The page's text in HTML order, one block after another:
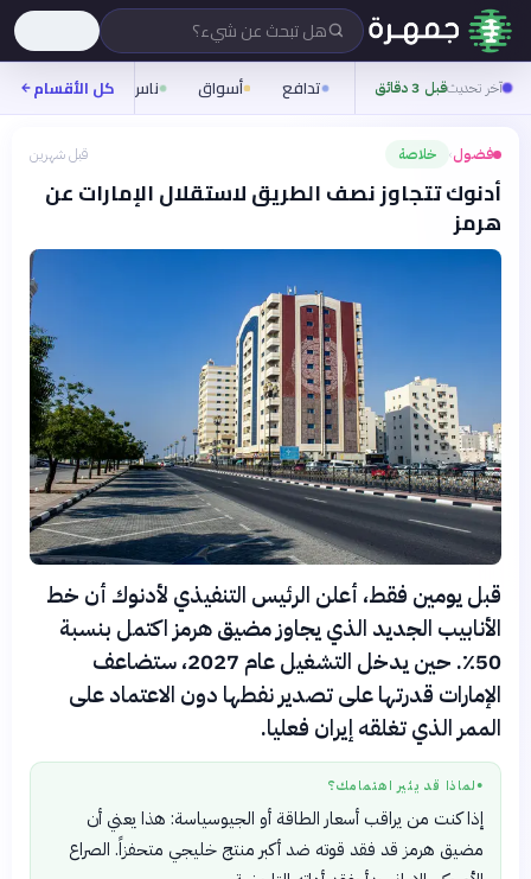
هل تبحث عن شيء؟
آخر تحديثقبل 3 دقائق تدافع أسواق ناس روح
كل الأقسام
فضول› خلاصة قبل شهرين
أدنوك تتجاوز نصف الطريق لاستقلال الإمارات عن
هرمز
قبل يومين فقط، أعلن الرئيس التنفيذي لأدنوك أن خط
الأنابيب الجديد الذي يجاوز مضيق هرمز اكتمل بنسبة
50٪. حين يدخل التشغيل عام 2027، ستضاعف
الإمارات قدرتها على تصدير نفطها دون الاعتماد على
الممر الذي تغلقه إيران فعليا.
● لماذا قد يثير اهتمامك؟
إذا كنت من يراقب أسعار الطاقة أو الجيوسياسة: هذا يعني أن
مضيق هرمز قد فقد قوته ضد أكبر منتج خليجي متحفزاً. الصراع